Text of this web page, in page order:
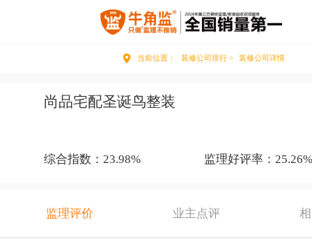
当前位置： 装修公司排行 > 装修公司详情
尚品宅配圣诞鸟整装
综合指数：23.98% 监理好评率：
监理评价 业主点评